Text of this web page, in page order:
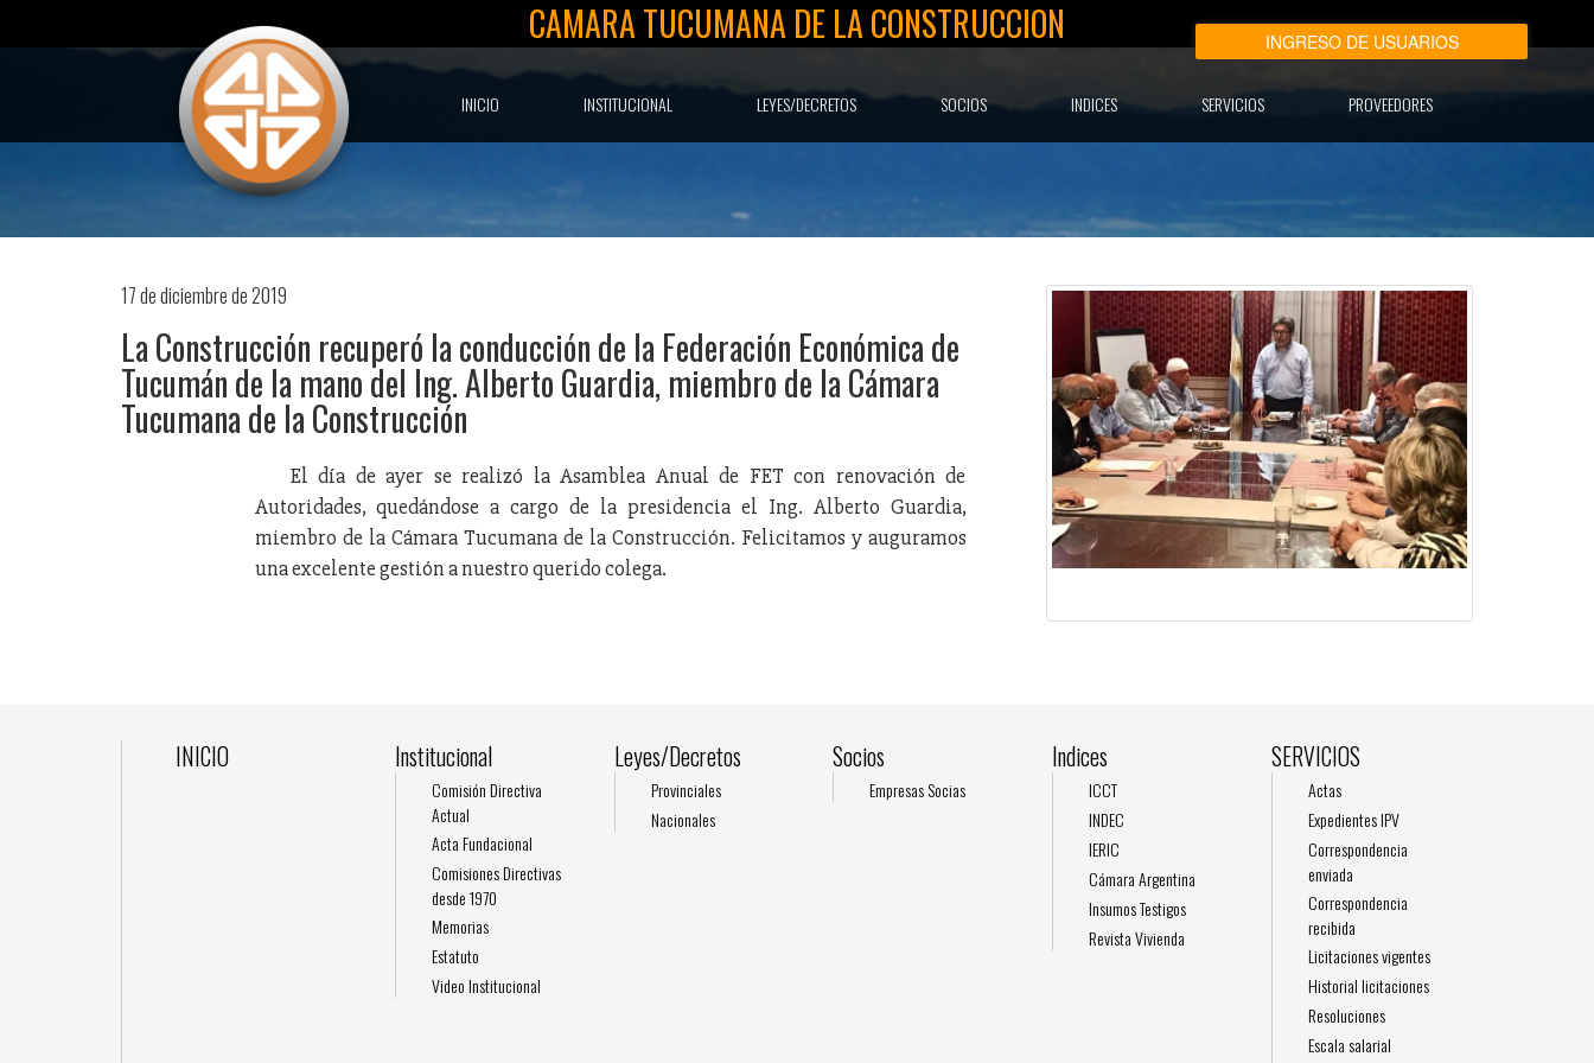
CAMARA TUCUMANA DE LA CONSTRUCCION
INICIO INSTITUCIONAL LEYES/DECRETOS SOCIOS INDICES SERVICIOS PROVEEDORES
INGRESO DE USUARIOS
17 de diciembre de 2019
La Construcción recuperó la conducción de la Federación Económica de
Tucumán de la mano del Ing. Alberto Guardia, miembro de la Cámara
Tucumana de la Construcción
El día de ayer se realizó la Asamblea Anual de FET con renovación de
Autoridades, quedándose a cargo de la presidencia el Ing. Alberto Guardia,
miembro de la Cámara Tucumana de la Construcción. Felicitamos y auguramos
una excelente gestión a nuestro querido colega.
INICIO Institucional
Comisión Directiva
Actual
Acta Fundacional
Comisiones Directivas
desde 1970
Memorias
Estatuto
Video Institucional
Leyes/Decretos
Provinciales
Nacionales
Socios
Empresas Socias
Indices
ICCT
INDEC
IERIC
Cámara Argentina
Insumos Testigos
Revista Vivienda
SERVICIOS
Actas
Expedientes IPV
Correspondencia
enviada
Correspondencia
recibida
Licitaciones vigentes
Historial licitaciones
Resoluciones
Escala salarial